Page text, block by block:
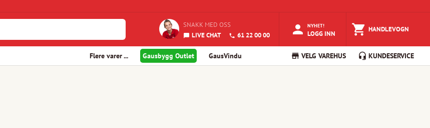
SNAKK MED OSS
LIVE CHAT
61 22 00 00
NYHET!
LOGG INN HANDLEVOGN
Flere varer ... Gausbygg Outlet GausVindu VELG VAREHUS KUNDESERVICE